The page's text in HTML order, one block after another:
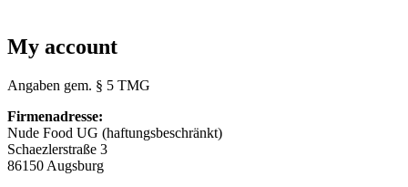
My account
Angaben gem. § 5 TMG
Firmenadresse:
Nude Food UG (haftungsbeschränkt)
Schaezlerstraße 3
86150 Augsburg